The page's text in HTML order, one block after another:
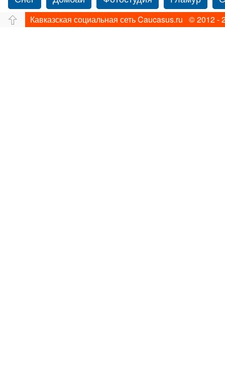
Путешествие
Перевал Ущелье
Кавказская социальная сеть Caucasus.ru © 2012 -